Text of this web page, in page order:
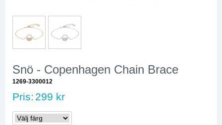
Snö - Copenhagen Chain Brace
1269-3300012
Pris: 299 kr